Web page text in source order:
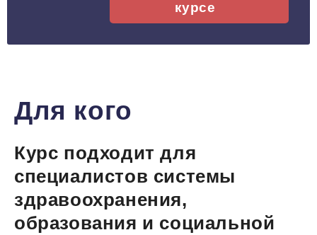
курсе
Для кого
Курс подходит для
специалистов системы
здравоохранения,
образования и социальной